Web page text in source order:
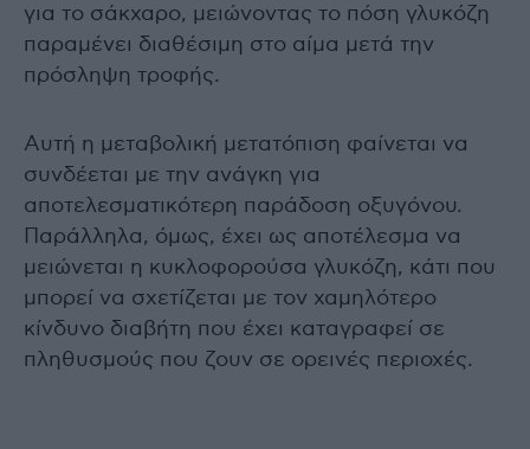
για το σάκχαρο, μειώνοντας το πόση γλυκόζη
παραμένει διαθέσιμη στο αίμα μετά την
πρόσληψη τροφής.
Αυτή η μεταβολική μετατόπιση φαίνεται να
συνδέεται με την ανάγκη για
αποτελεσματικότερη παράδοση οξυγόνου.
Παράλληλα, όμως, έχει ως αποτέλεσμα να
μειώνεται η κυκλοφορούσα γλυκόζη, κάτι που
μπορεί να σχετίζεται με τον χαμηλότερο
κίνδυνο διαβήτη που έχει καταγραφεί σε
πληθυσμούς που ζουν σε ορεινές περιοχές.